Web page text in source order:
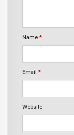
Name *
Email *
Website